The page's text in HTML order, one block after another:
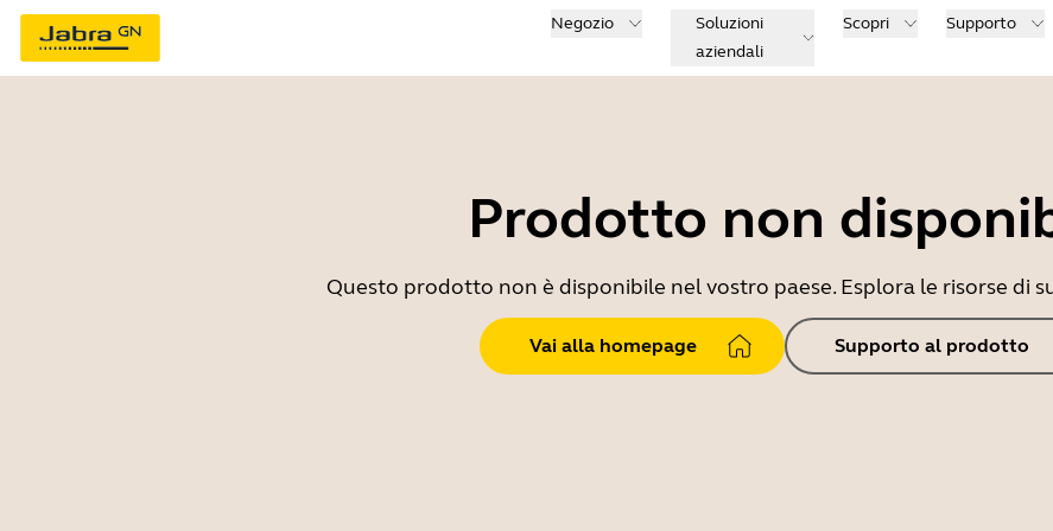
Negozio
Soluzioni
aziendali
Scopri Supporto
Prodotto non
Questo prodotto non è disponibile nel vostro paese. Esplora le risorse di
Vai alla homepage Supporto al prodotto